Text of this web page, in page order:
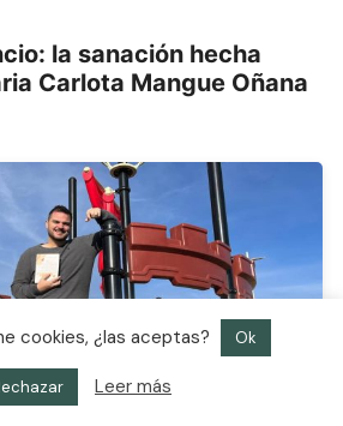
la sanación hecha
Carlota Mangue Oñana
cookies, ¿las aceptas? Ok
Leer más